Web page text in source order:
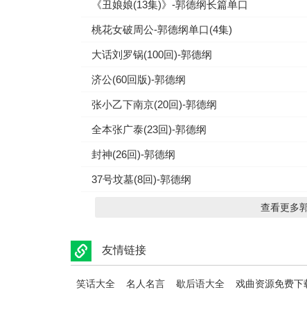
《丑娘娘(13集)》-郭德纲长篇单口
桃花女破周公-郭德纲单口(4集)
大话刘罗锅(100回)-郭德纲
济公(60回版)-郭德纲
张小乙下南京(20回)-郭德纲
全本张广泰(23回)-郭德纲
封神(26回)-郭德纲
37号坟墓(8回)-郭德纲
查看更多
友情链接
笑话大全 名人名言 歇后语大全 戏曲资源免费下